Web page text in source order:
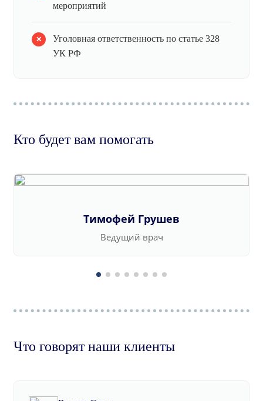
мероприятий
Уголовная ответственность по статье 328
УК РФ
Кто будет вам помогать
Тимофей Грушев
Ведущий врач
Что говорят наши клиенты